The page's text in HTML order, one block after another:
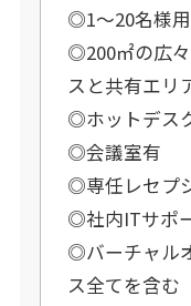
◎1～20名様
◎200㎡の広
スと共有エリ
◎ホットデス
◎会議室有
◎専任レセプ
◎社内ITサポ
◎バーチャル
ス全てを含む